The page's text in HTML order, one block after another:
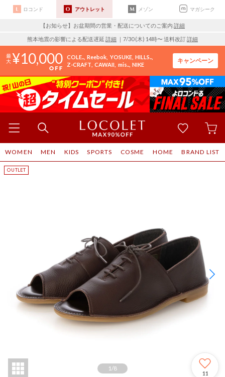
ロコンド アウトレット メゾン マガシーク
【お知らせ】お盆期間の営業・配送についてのご案内 詳細
熊本地震の影響による配送遅延 詳細 ｜7/30 (木) 14時〜 送料改訂詳細
10,000 COLE.. Reebok YOSUKE HILLS..
Z-CRAFT CAWAII mis.. NIKE
キャンペーン
WOMEN MEN KIDS SPORTS COSME HOME BRAND LIST
1 /8
11